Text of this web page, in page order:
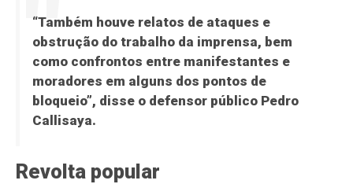
“Também houve relatos de ataques e
obstrução do trabalho da imprensa, bem
como confrontos entre manifestantes e
moradores em alguns dos pontos de
bloqueio”, disse o defensor público Pedro
Callisaya.
Revolta popular